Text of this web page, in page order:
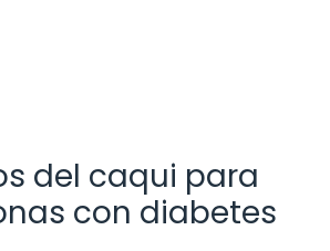
del caqui para
con diabetes